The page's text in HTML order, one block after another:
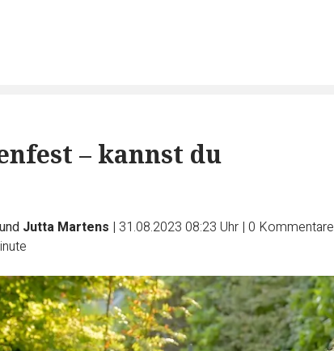
– kannst du
und Jutta Martens | 31.08.2023 08:23 Uhr | 0 Kommentare